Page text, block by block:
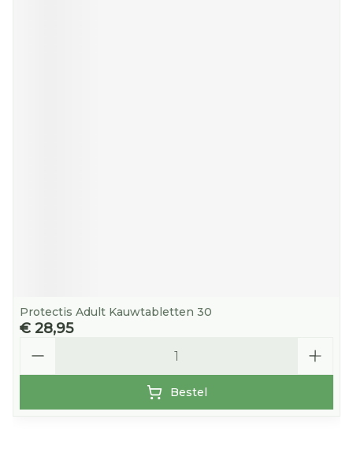
Protectis Adult Kauwtabletten 30
€ 28,95
Bestel